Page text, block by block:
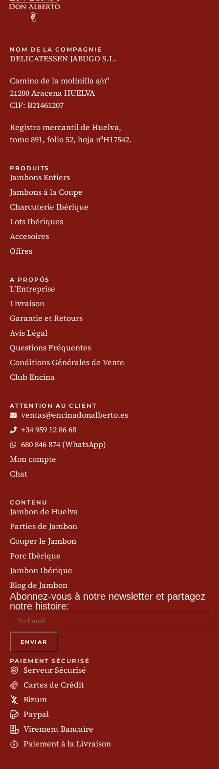
NOM DE LA COMPAGNIE
DELICATESSEN JABUGO S.L.
Camino de la molinilla s/nº
21200 Aracena HUELVA
CIF: B21461207
Registro mercantil de Huelva,
tomo 891, folio 52, hoja nºH17542.
PRODUITS
Jambons Entiers
Jambons á la Coupe
Charcuterie Ibérique
Lots Ibériques
Accesoires
Offres
A PROPÓS
L’Entreprise
Livraison
Garantie et Retours
Avis Légal
Questions Fréquentes
Conditions Générales de Vente
Club Encina
ATTENTION AU CLIENT
ventas@encinadonalberto.es
+34 959 12 86 68
680 846 874 (WhatsApp)
Mon compte
Chat
CONTENU
Jambon de Huelva
Parties de Jambon
Couper le Jambon
Porc Ibèrique
Jambon Ibérique
Blog de Jambon
Abonnez-vous à notre newsletter et partagez
notre histoire:
PAIEMENT SÉCURISÉ
Serveur Sécurisé
Cartes de Crédit
Bizum
Paypal
Virement Bancaire
Paiement à la Livraison